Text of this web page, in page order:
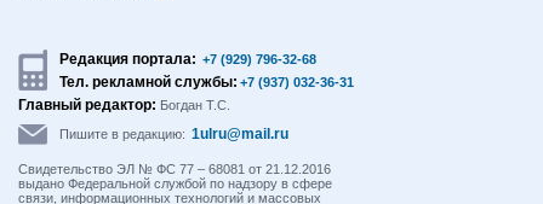
Редакция портала: +7 (929) 796-32-68
Тел. рекламной службы: +7 (937) 032-36-31
Главный редактор: Богдан Т.С.
Пишите в редакцию: 1ulru@mail.ru
Свидетельство ЭЛ № ФС 77 – 68081 от 21.12.2016
выдано Федеральной службой по надзору в сфере
связи, информационных технологий и массовых